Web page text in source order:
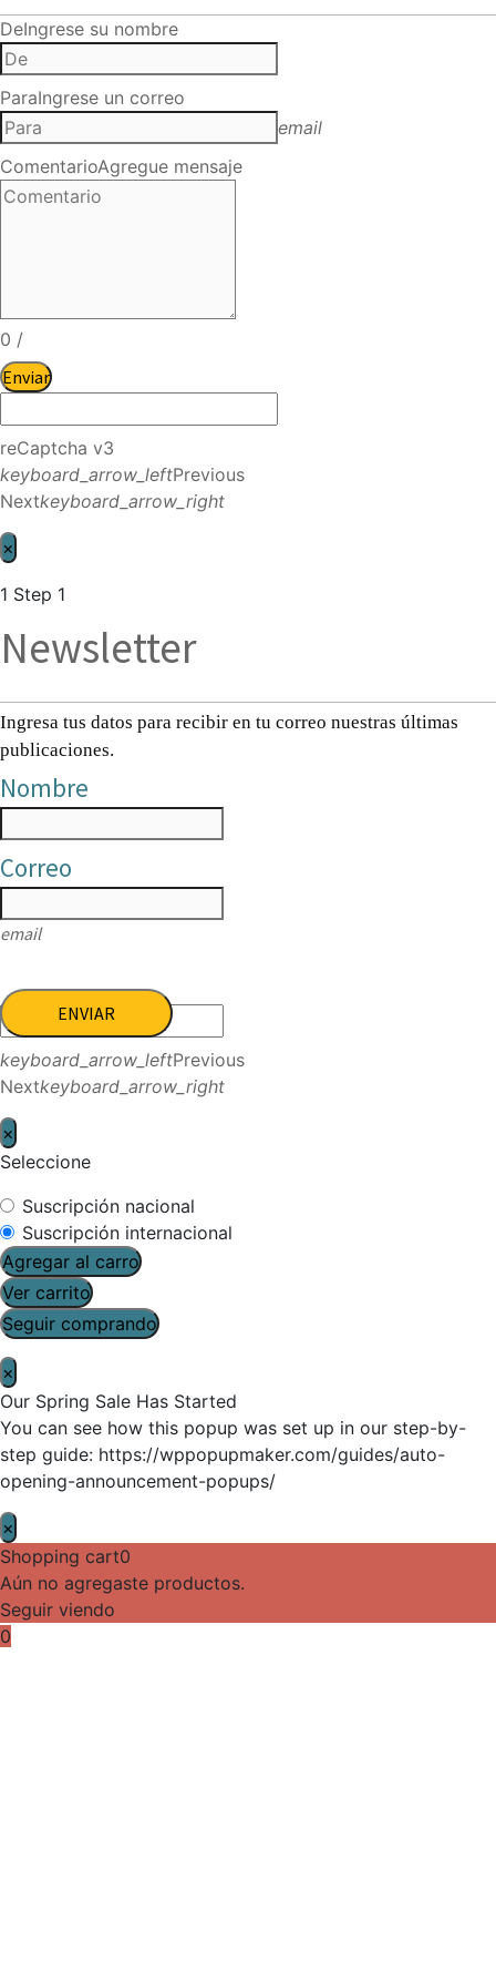
DeIngrese su nombre
ParaIngrese un correo
email
ComentarioAgregue mensaje
0 /
Enviar
reCaptcha v3
keyboard_arrow_leftPrevious
Nextkeyboard_arrow_right
×
1 Step 1
Newsletter
Ingresa tus datos para recibir en tu correo nuestras últimas
publicaciones.
Nombre
Correo
email
ENVIAR
keyboard_arrow_leftPrevious
Nextkeyboard_arrow_right
×
Seleccione
Suscripción nacional
Suscripción internacional
Agregar al carro
Ver carrito
Seguir comprando
×
Our Spring Sale Has Started
You can see how this popup was set up in our step-by-
step guide: https://wppopupmaker.com/guides/auto-
opening-announcement-popups/
×
Shopping cart0
Aún no agregaste productos.
Seguir viendo
0